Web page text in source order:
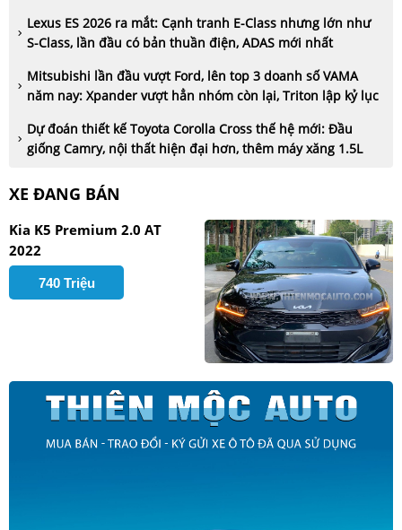
Lexus ES 2026 ra mắt: Cạnh tranh E-Class nhưng lớn như
S-Class, lần đầu có bản thuần điện, ADAS mới nhất
Mitsubishi lần đầu vượt Ford, lên top 3 doanh số VAMA
năm nay: Xpander vượt hẳn nhóm còn lại, Triton lập kỷ lục
Dự đoán thiết kế Toyota Corolla Cross thế hệ mới: Đầu
giống Camry, nội thất hiện đại hơn, thêm máy xăng 1.5L
XE ĐANG BÁN
Kia K5 Premium 2.0 AT
2022
740 Triệu